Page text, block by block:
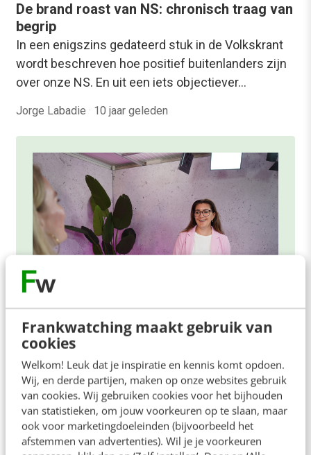
Frankwatching maakt gebruik van
cookies
Welkom! Leuk dat je inspiratie en kennis komt opdoen.
Wij, en derde partijen, maken op onze websites gebruik
van cookies. Wij gebruiken cookies voor het bijhouden
van statistieken, om jouw voorkeuren op te slaan, maar
ook voor marketingdoeleinden (bijvoorbeeld het
afstemmen van advertenties). Wil je je voorkeuren
De brand roast van NS: chronisch traag van
begrip
In een enigszins gedateerd stuk in de Volkskrant
wordt beschreven hoe positief buitenlanders zijn
over onze NS. En uit een iets objectiever…
Jorge Labadie · 10 jaar geleden
ONLINE MASTERCLASS
De nieuwe SEO- & GEO-
spelregels
In 2,5 uur van Google-first naar AI-first: zo wordt je
content beter gevonden. Schrijf je in en bekijk
direct.